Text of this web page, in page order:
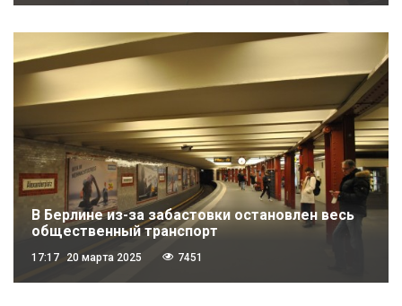
В Берлине из-за забастовки остановлен весь
общественный транспорт
17:17 20 марта 2025 7451